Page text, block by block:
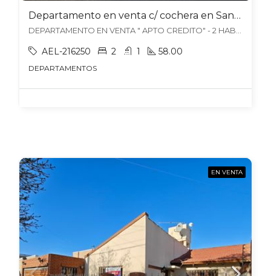
Departamento en venta c/ cochera en San Francisco del Monte
DEPARTAMENTO EN VENTA " APTO CREDITO" - 2 HAB. + COCHERA- COMPLEJO PRIVADO GUAYMALLEN, San Francisco del Monte, Guaymallén
AEL-216250 2 1 58.00
DEPARTAMENTOS
EN VENTA